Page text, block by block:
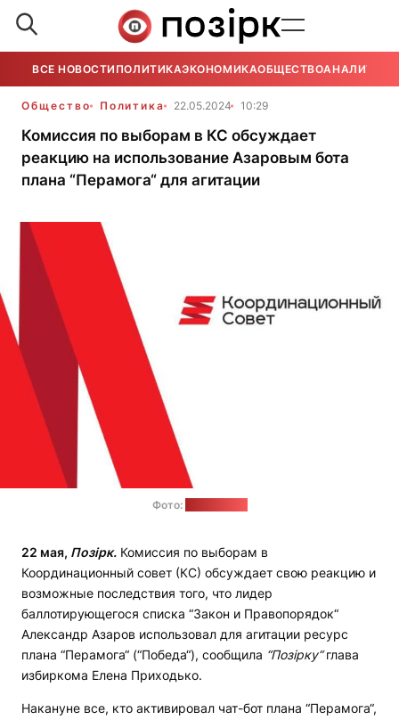
ВСЕ НОВОСТИ ПОЛИТИКАЭКОНОМИКАОБЩЕСТВОАНАЛИТИКА
Общество Политика 22.05.2024 10:29
Комиссия по выборам в КС обсуждает
реакцию на использование Азаровым бота
плана “Перамога“ для агитации
Фото:
22 мая, Позірк. Комиссия по выборам в
Координационный совет (КС) обсуждает свою реакцию и
возможные последствия того, что лидер
баллотирующегося списка “Закон и Правопорядок“
Александр Азаров использовал для агитации ресурс
плана “Перамога“ (“Победа“), сообщила “Позірку“глава
избиркома Елена Приходько.
Накануне все, кто активировал чат-бот плана “Перамога“,